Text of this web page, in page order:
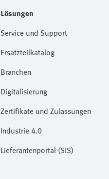
Lösungen
Service und Support
Ersatzteilkatalog
Branchen
Digitalisierung
Zertifikate und Zulassungen
Industrie 4.0
Lieferantenportal (SIS)